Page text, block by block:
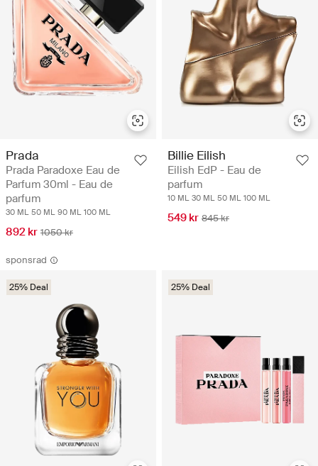
Prada
Prada Paradoxe Eau de
Parfum 30ml - Eau de
parfum
30 ML 50 ML 90 ML 100 ML
892 kr 1050 kr
Billie Eilish
Eilish EdP - Eau de
parfum
10 ML 30 ML 50 ML 100 ML
549 kr 845 kr
sponsrad
25% Deal 25% Deal